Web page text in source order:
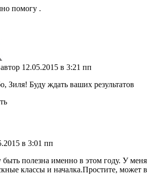
помогу .
автор 12.05.2015 в 3:21 пп
Зиля! Буду ждать ваших результатов
в 3:01 пп
полезна именно в этом году. У меня
классы и началка.Простите, может в